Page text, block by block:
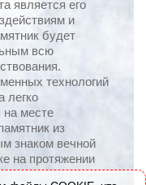
является его
и
будет
всю
технологий
легко
на месте
из
знаком вечной
на протяжении